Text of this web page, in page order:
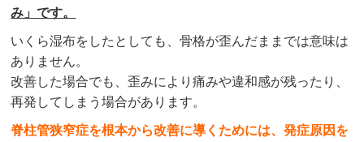
み」です。
いくら湿布をしたとしても、骨格が歪んだままでは意味は
ありません。
改善した場合でも、歪みにより痛みや違和感が残ったり、
再発してしまう場合があります。
脊柱管狭窄症を根本から改善に導くためには、発症原因を